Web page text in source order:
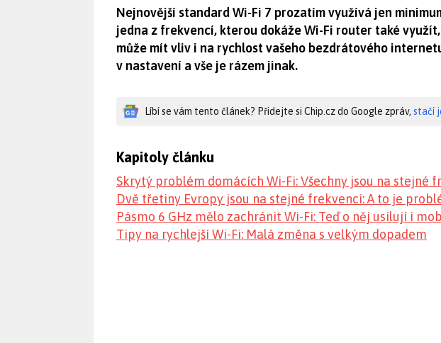
Nejnovější standard Wi-Fi 7 prozatím využívá jen
jedna z frekvencí, kterou dokáže Wi-Fi router také
může mít vliv i na rychlost vašeho bezdrátového
v nastavení a vše je rázem jinak.
Líbí se vám tento článek? Přidejte si Chip.cz do Google zpráv, stačí
Kapitoly článku
Skrytý problém domácích Wi-Fi: Všechny jsou na stejné
Dvě třetiny Evropy jsou na stejné frekvenci: A to je
Pásmo 6 GHz mělo zachránit Wi-Fi: Teď o něj usilují i
Tipy na rychlejší Wi-Fi: Malá změna s velkým dopadem